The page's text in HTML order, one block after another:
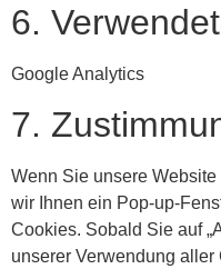
6.
Google Analytics
7.
Wenn Sie unsere
wir Ihnen ein Pop-up-
Cookies. Sobald Sie auf
unserer Verwendung